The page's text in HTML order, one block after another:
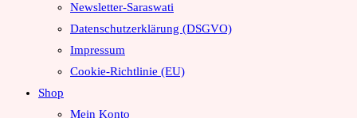
Newsletter-Saraswati
Datenschutzerklärung (DSGVO)
Impressum
Cookie-Richtlinie (EU)
Shop
Mein Konto